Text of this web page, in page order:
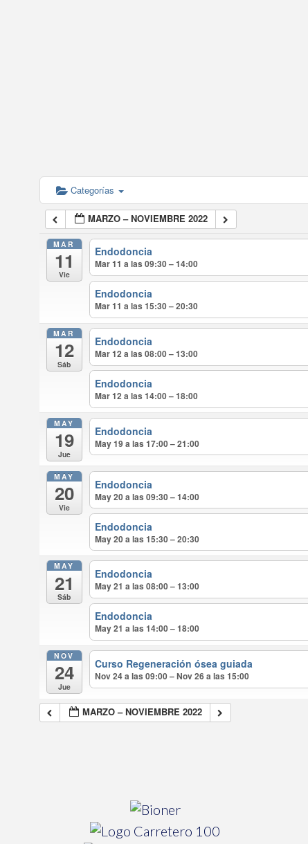
Categorías
MARZO – NOVIEMBRE 2022
MAR
11
Vie
Endodoncia
Mar 11 a las 09:30 – 14:00
Endodoncia
Mar 11 a las 15:30 – 20:30
MAR
12
Sáb
Endodoncia
Mar 12 a las 08:00 – 13:00
Endodoncia
Mar 12 a las 14:00 – 18:00
MAY
19
Jue
Endodoncia
May 19 a las 17:00 – 21:00
MAY
20
Vie
Endodoncia
May 20 a las 09:30 – 14:00
Endodoncia
May 20 a las 15:30 – 20:30
MAY
21
Sáb
Endodoncia
May 21 a las 08:00 – 13:00
Endodoncia
May 21 a las 14:00 – 18:00
NOV
24
Jue
Curso Regeneración ósea guiada
Nov 24 a las 09:00 – Nov 26 a las 15:00
MARZO – NOVIEMBRE 2022